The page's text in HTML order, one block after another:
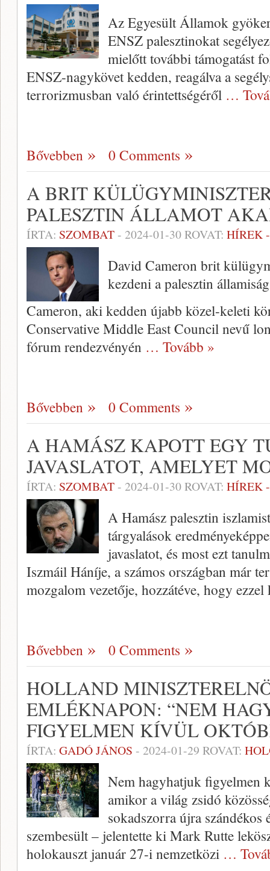
Az Egyesült Államok
ENSZ palesztinokat
mielőtt további támogatást
ENSZ-nagykövet kedden, reagálva a
terrorizmusban való érintettségéről …
Bővebben 0 Comments
A BRIT
PALESZTIN ÁLLAMOT
ÍRTA: SZOMBAT- 2024-01-30ROVAT: HÍREK
David Cameron brit
kezdeni a palesztin
Cameron, aki kedden újabb közel-keleti
Conservative Middle East Council nevű
fórum rendezvényén … Tovább »
Bővebben 0 Comments
A HAMÁSZ KAPOTT EGY
JAVASLATOT, AMELYET
ÍRTA: SZOMBAT- 2024-01-30ROVAT: HÍREK
A Hamász palesztin
tárgyalások
javaslatot, és most ezt
Iszmáil Háníje, a számos országban már
mozgalom vezetője, hozzátéve, hogy
Bővebben 0 Comments
HOLLAND
EMLÉKNAPON: “NEM
FIGYELMEN KÍVÜL
ÍRTA: GADÓ JÁNOS - 2024-01-29 ROVAT:
Nem hagyhatjuk figyelmen
amikor a világ zsidó
sokadszorra újra szándékos
szembesült – jelentette ki Mark Rutte
holokauszt január 27-i nemzetközi …